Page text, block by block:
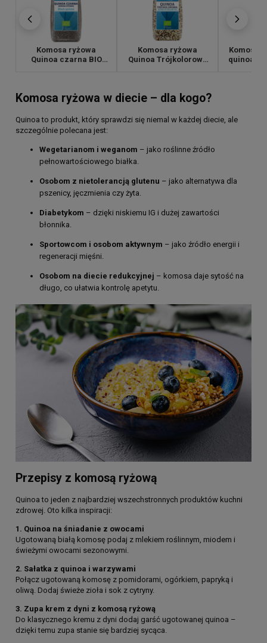
Komosa ryżowa
Quinoa czarna BIO
Komosa ryżowa
Quinoa Trójkolorowa
Komosa
quinoa
Komosa ryżowa w diecie – dla kogo?
Quinoa to produkt, który sprawdzi się niemal w każdej diecie, ale
szczególnie polecana jest:
Wegetarianom i weganom – jako roślinne źródło
pełnowartościowego białka.
Osobom z nietolerancją glutenu – jako alternatywa dla
pszenicy, jęczmienia czy żyta.
Diabetykom – dzięki niskiemu IG i dużej zawartości
błonnika.
Sportowcom i osobom aktywnym – jako źródło energii i
regeneracji mięśni.
Osobom na diecie redukcyjnej – komosa daje sytość na
długo, co ułatwia kontrolę apetytu.
Przepisy z komosą ryżową
Quinoa to jeden z najbardziej wszechstronnych produktów kuchni
zdrowej. Oto kilka inspiracji:
1. Quinoa na śniadanie z owocami
Ugotowaną białą komosę podaj z mlekiem roślinnym, miodem i
świeżymi owocami sezonowymi.
2. Sałatka z quinoa i warzywami
Połącz ugotowaną komosę z pomidorami, ogórkiem, papryką i
oliwą. Dodaj świeże zioła i sok z cytryny.
3. Zupa krem z dyni z komosą ryżową
Do klasycznego kremu z dyni dodaj garść ugotowanej quinoa –
dzięki temu zupa stanie się bardziej sycąca.